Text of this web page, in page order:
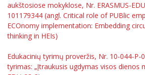
aukštosiose mokyklose, Nr. ERASMUS-
101179344 (angl. Critical role of PUBlic
ECOnomy implementation: Embedding
thinking in HEIs)
Edukacinių tyrimų proveržis, Nr. 10-044-P-
tyrimas: „Įtraukusis ugdymas visos dienos